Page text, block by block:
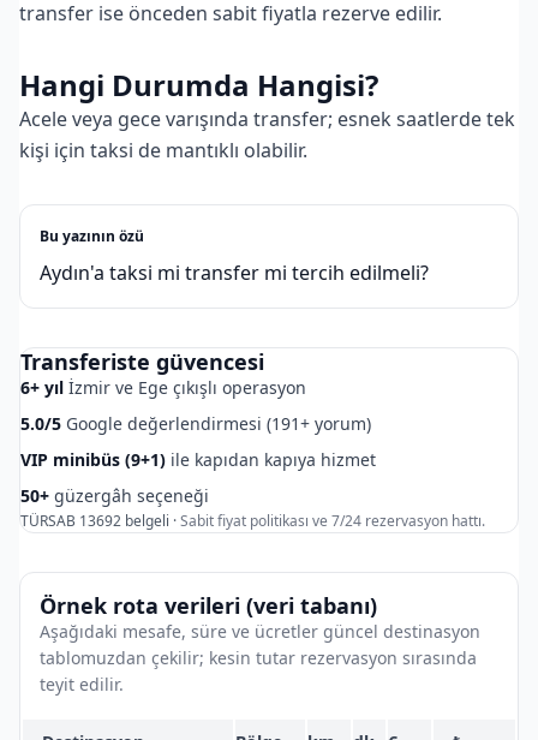
transfer ise önceden sabit fiyatla rezerve edilir.
Hangi Durumda Hangisi?
Acele veya gece varışında transfer; esnek saatlerde tek
kişi için taksi de mantıklı olabilir.
Bu yazının özü
Aydın'a taksi mi transfer mi tercih edilmeli?
Transferiste güvencesi
6+ yıl İzmir ve Ege çıkışlı operasyon
5.0/5 Google değerlendirmesi (191+ yorum)
VIP minibüs (9+1) ile kapıdan kapıya hizmet
50+ güzergâh seçeneği
TÜRSAB 13692 belgeli ·Sabit fiyat politikası ve 7/24 rezervasyon hattı.
Örnek rota verileri (veri tabanı)
Aşağıdaki mesafe, süre ve ücretler güncel destinasyon
tablomuzdan çekilir; kesin tutar rezervasyon sırasında
teyit edilir.